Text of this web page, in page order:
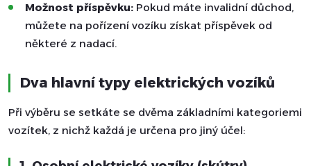
Možnost příspěvku: Pokud máte invalidní důchod,
můžete na pořízení vozíku získat příspěvek od
některé z nadací.
Dva hlavní typy elektrických vozíků
Při výběru se setkáte se dvěma základními kategoriemi
vozítek, z nichž každá je určena pro jiný účel: